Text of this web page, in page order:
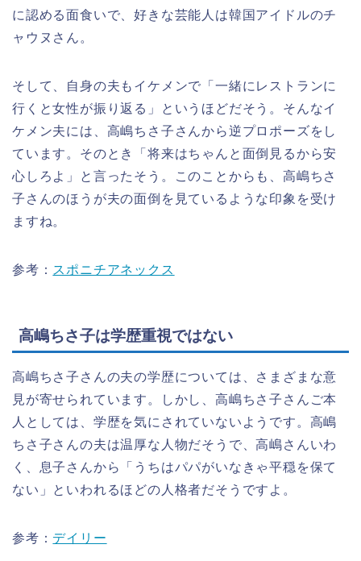
に認める面食いで、好きな芸能人は韓国アイドルのチ
ャウヌさん。
そして、自身の夫もイケメンで「一緒にレストランに
行くと女性が振り返る」というほどだそう。そんなイ
ケメン夫には、高嶋ちさ子さんから逆プロポーズをし
ています。そのとき「将来はちゃんと面倒見るから安
心しろよ」と言ったそう。このことからも、高嶋ちさ
子さんのほうが夫の面倒を見ているような印象を受け
ますね。
参考： スポニチアネックス
高嶋ちさ子は学歴重視ではない
高嶋ちさ子さんの夫の学歴については、さまざまな意
見が寄せられています。しかし、高嶋ちさ子さんご本
人としては、学歴を気にされていないようです。高嶋
ちさ子さんの夫は温厚な人物だそうで、高嶋さんいわ
く、息子さんから「うちはパパがいなきゃ平穏を保て
ない」といわれるほどの人格者だそうですよ。
参考： デイリー